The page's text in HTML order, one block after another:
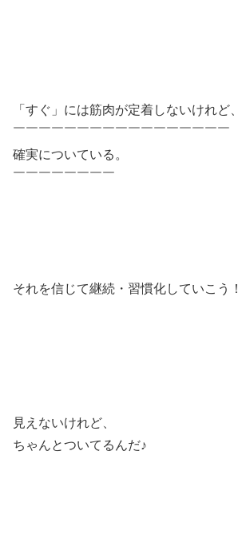
「すぐ」には筋肉が定着しないけれど、
￣￣￣￣￣￣￣￣￣￣￣￣￣￣￣￣￣
確実についている。
￣￣￣￣￣￣￣￣
それを信じて継続・習慣化していこう！
見えないけれど、
ちゃんとついてるんだ♪